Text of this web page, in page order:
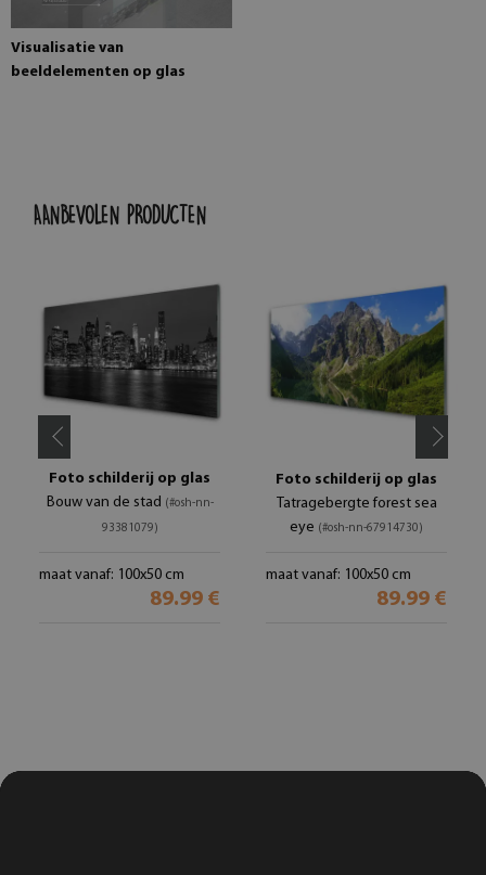
Visualisatie van
beeldelementen op glas
AANBEVOLEN PRODUCTEN
Foto schilderij op glas
Bouw van de stad (#osh-nn-
93381079)
maat vanaf: 100x50 cm
89.99 €
Foto schilderij op glas
Tatragebergte forest sea
eye (#osh-nn-67914730)
maat vanaf: 100x50 cm
89.99 €